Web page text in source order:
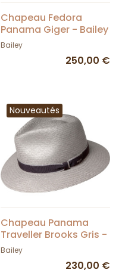
Chapeau Fedora
Panama Giger - Bailey
Bailey
250,00 €
Nouveautés
Chapeau Panama
Traveller Brooks Gris -
Bailey
Bailey
230,00 €